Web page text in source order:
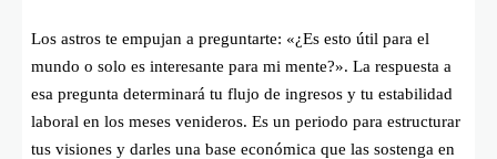
Los astros te empujan a preguntarte: «¿Es esto útil para el
mundo o solo es interesante para mi mente?». La respuesta a
esa pregunta determinará tu flujo de ingresos y tu estabilidad
laboral en los meses venideros. Es un periodo para estructurar
tus visiones y darles una base económica que las sostenga en